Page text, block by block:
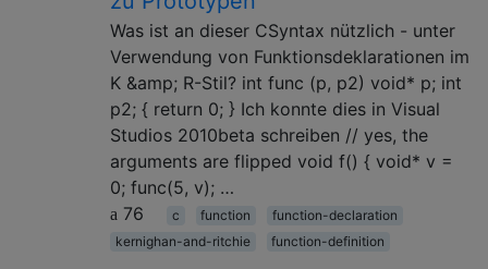
Was ist an dieser CSyntax nützlich - unter
Verwendung von Funktionsdeklarationen im
K &amp; R-Stil? int func (p, p2) void* p; int
p2; { return 0; } Ich konnte dies in Visual
Studios 2010beta schreiben // yes, the
arguments are flipped void f() { void* v =
0; func(5, v); …
76
c function
function-declaration
kernighan-and-ritchie
function-definition